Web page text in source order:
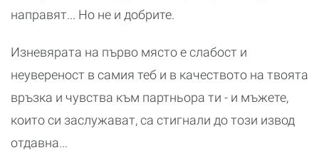
направят... Но не и добрите.
Изневярата на първо място е слабост и
неувереност в самия теб и в качеството на твоята
връзка и чувства към партньора ти - и мъжете,
които си заслужават, са стигнали до този извод
отдавна...